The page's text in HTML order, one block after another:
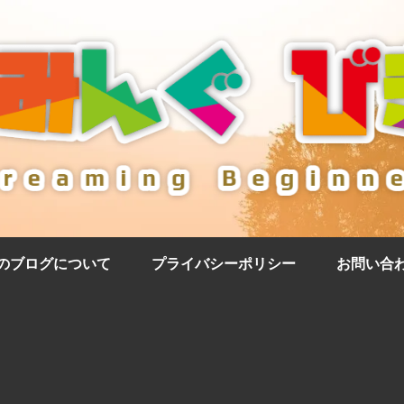
ブログについて プライバシーポリシー お問い合